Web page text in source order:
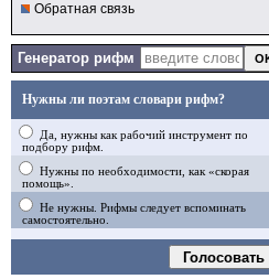
Обратная связь
Генератор рифм
Нужны ли поэтам словари рифм?
Да, нужны как рабочий инструмент по
подбору рифм.
Нужны по необходимости, как «скорая
помощь».
Не нужны. Рифмы следует вспоминать
самостоятельно.
Голосовать